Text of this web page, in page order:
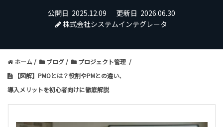
公開日 2025.12.09 更新日 2026.06.30
株式会社システムインテグレータ
ホーム ブログ
プロジェクト管理
【図解】PMOとは？役割やPMとの違い、
導入メリットを初心者向けに徹底解説